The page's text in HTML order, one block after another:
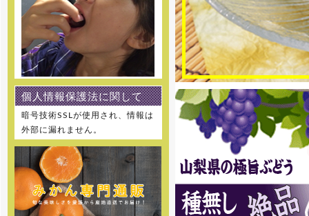
[2021年8月11日]
8月12日～8月15日を夏季休業と
させて頂きます。 何卒ご理解の
程、お願い申し上げます。
[2021年7月21日]
7月22日～7月25日を休業とさせ
て頂きます。 何卒ご理解の程、お
願い申し上げます。
[2020年12月25日]
12月29日～1月5日を冬季休暇と
させて頂きます。 何卒ご理解の
程、お願い申し上げます。
個人情報保護法に関して
暗号技術SSLが使用され、情報は
外部に漏れません。